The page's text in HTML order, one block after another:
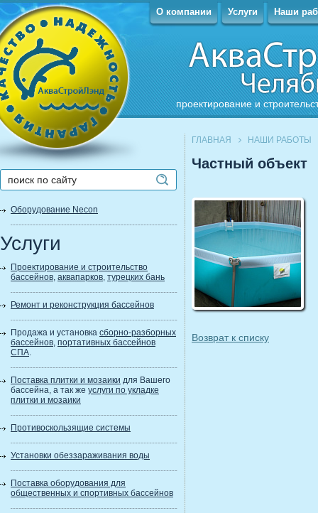
проектирование и
О компании Услуги Наши
Оборудование Necon
Услуги
Проектирование и строительство
бассейнов, аквапарков, турецких бань
Ремонт и реконструкция бассейнов
Продажа и установка сборно-разборных
бассейнов, портативных бассейнов
СПА.
Поставка плитки и мозаики для Вашего
бассейна, а так же услуги по укладке
плитки и мозаики
Противоскользящие системы
Установки обеззараживания воды
Поставка оборудования для
общественных и спортивных бассейнов
ГЛАВНАЯ НАШИ РАБОТЫ
Частный объект
Возврат к списку